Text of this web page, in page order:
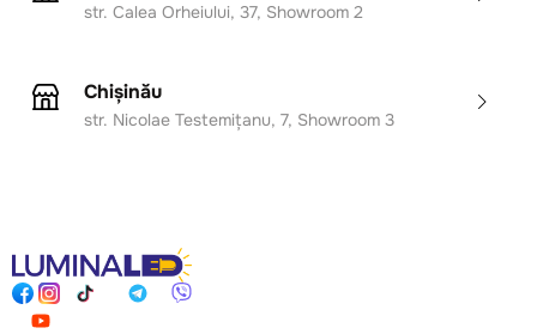
str. Calea Orheiului, 37, Showroom 2
Chișinău
str. Nicolae Testemițanu, 7, Showroom 3